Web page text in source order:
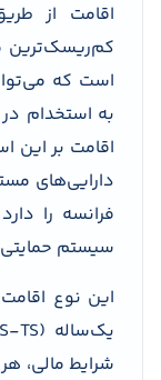
اقامت از
کم‌ریسک‌ترین
است که
به استخدام
اقامت بر این
دارایی‌های
فرانسه را
سیستم
این نوع
شرایط مالی،